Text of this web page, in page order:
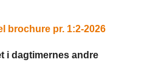
brochure pr. 1:2-2026
i dagtimernes andre